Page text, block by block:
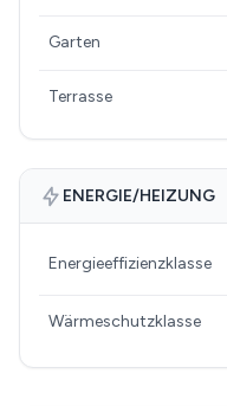
Garten
Terrasse
ENERGIE/HEIZUNG
Energieeffizienzklasse
Wärmeschutzklasse